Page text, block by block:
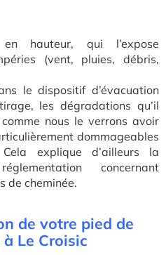
hauteur, qui l’expose
(vent, pluies, débris,
le dispositif d’évacuation
les dégradations qu’il
nous le verrons avoir
dommageables
explique d’ailleurs la
concernant
de cheminée.
de votre pied de
Le Croisic